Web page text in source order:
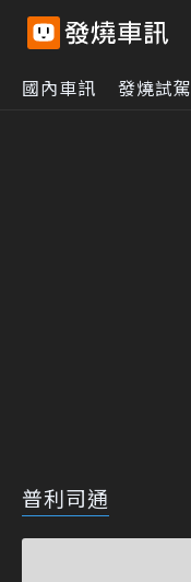
國內車訊 發燒試駕
普利司通